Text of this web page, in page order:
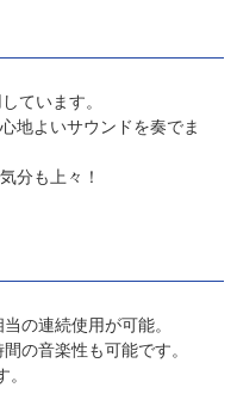
ています。
地よいサウンドを奏でま
分も上々！
の連続使用が可能。
の音楽性も可能です。